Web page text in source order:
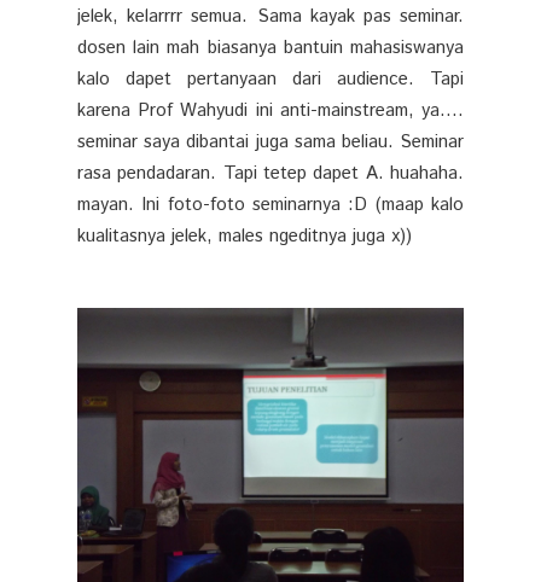
jelek, kelarrrr semua. Sama kayak pas seminar.
dosen lain mah biasanya bantuin mahasiswanya
kalo dapet pertanyaan dari audience. Tapi
karena Prof Wahyudi ini anti-mainstream, ya....
seminar saya dibantai juga sama beliau. Seminar
rasa pendadaran. Tapi tetep dapet A. huahaha.
mayan. Ini foto-foto seminarnya :D (maap kalo
kualitasnya jelek, males ngeditnya juga x))